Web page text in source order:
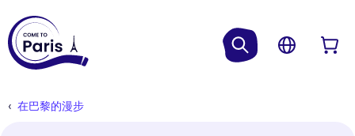
在巴黎的漫步